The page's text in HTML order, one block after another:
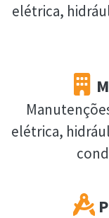
elétrica,
elétrica,